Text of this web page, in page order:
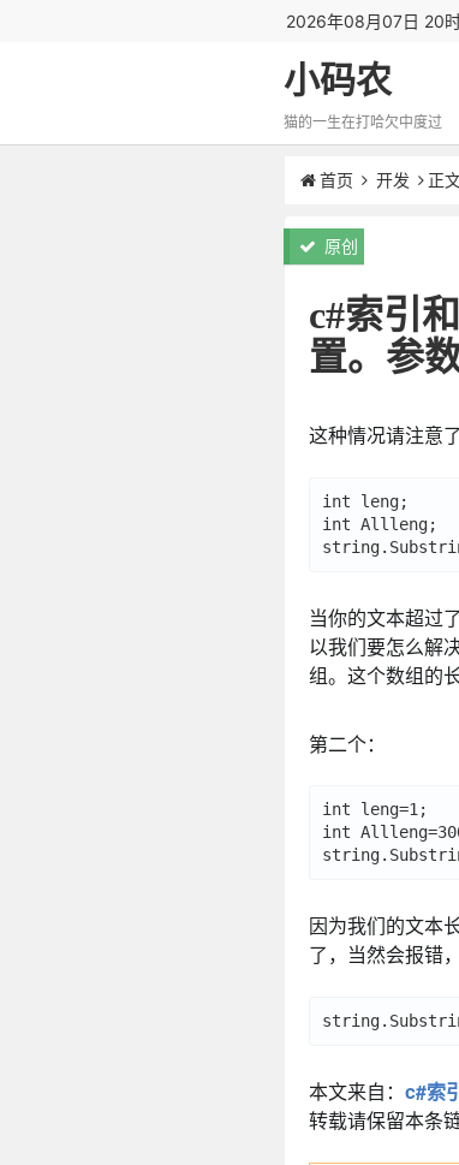
2026年08月07日 20
小码农
猫的一生在打哈欠中度过
首页 开发 正
原创
c#索引
置。参
这种情况请注意
int leng;
int Allleng;
当你的文本超过
以我们要怎么解
组。这个数组的
第二个：
int leng=1;
int
因为我们的文本
了，当然会报错，
本文来自： c#索
转载请保留本条